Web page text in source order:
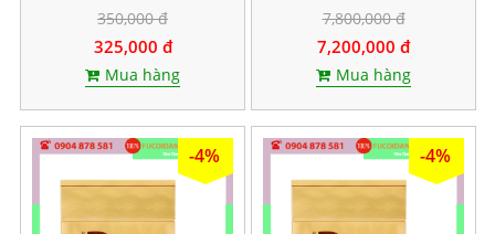
350,000 đ
325,000 đ
Mua hàng
thư, tăng sức đề kháng
7,800,000 đ
7,200,000 đ
Mua hàng
-4% -4%